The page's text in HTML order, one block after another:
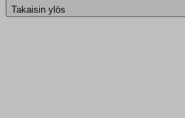
Takaisin ylös